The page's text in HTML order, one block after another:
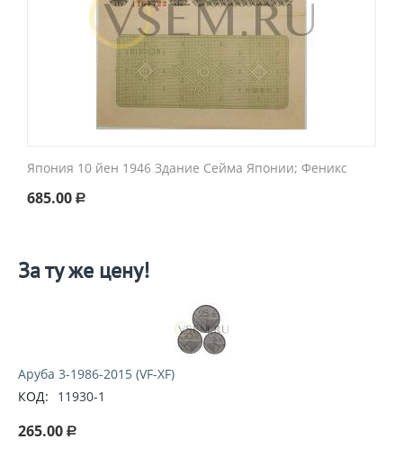
Япония 10 йен 1946 Здание Сейма Японии; Феникс
685.00 Р
За ту же цену!
Аруба 3-1986-2015 (VF-XF)
КОД:
11930-1
265.00 Р